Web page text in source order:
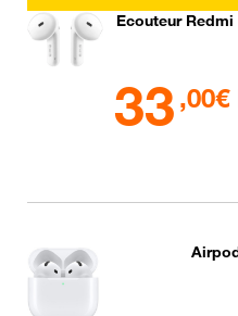
Ecouteur
33 ,00€